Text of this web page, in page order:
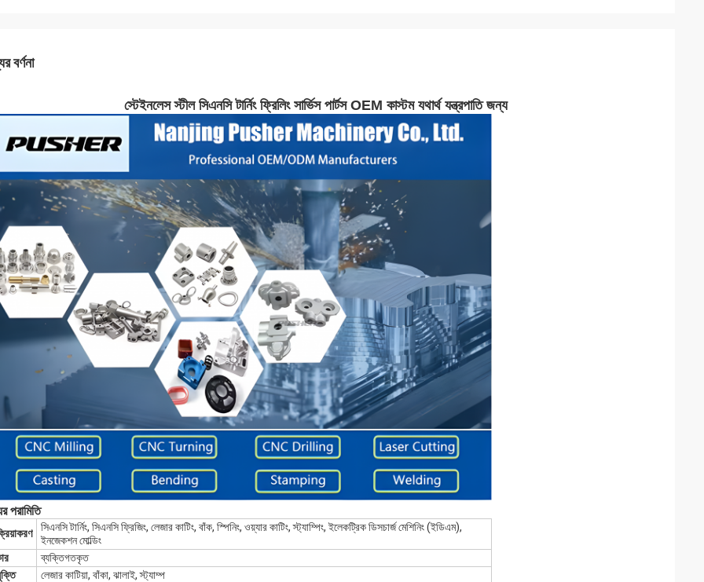
বর্ণনা
স্টেইনলেস স্টীল সিএনসি টার্নিং ফ্রিলিং সার্ভিস পার্টস OEM কাস্টম যথার্থ যন্ত্রপাতি জন্য
পরামিতি
সিএনসি টার্নিং, সিএনসি ফ্রিজিং, লেজার কাটিং, বাঁক, স্পিনিং, ওয়্যার কাটিং, স্ট্যাম্পিং, ইলেকট্রিক ডিসচার্জ মেশিনিং (ইডিএম),
ইনজেকশন মোল্ডিং
ব্যক্তিগতকৃত
লেজার কাটিয়া, বাঁকা, ঝালাই, স্ট্যাম্প